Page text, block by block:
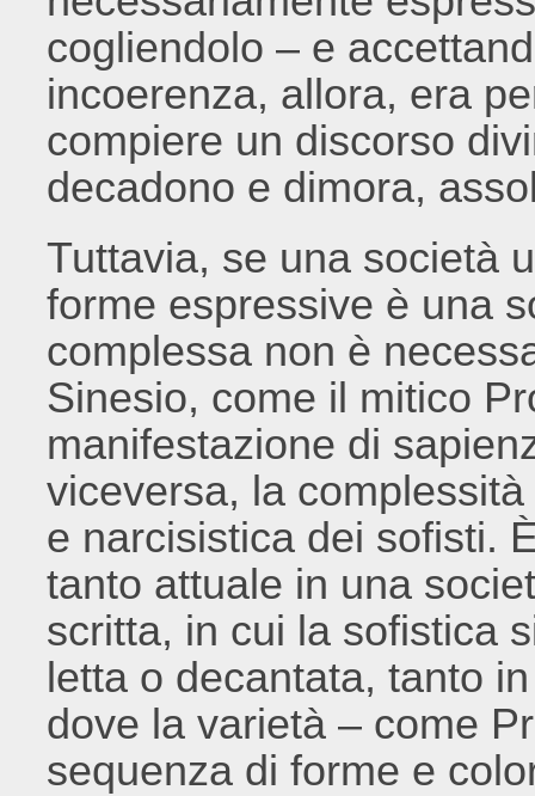
cogliendolo – e
incoerenza, allora, era
compiere un discorso
decadono e dimora,
Tuttavia, se una società
forme espressive è una
complessa non è
Sinesio, come il mitico
manifestazione di
viceversa, la
e narcisistica dei sofisti.
tanto attuale in una
scritta, in cui la sofistica
letta o decantata, tanto
dove la varietà – come
sequenza di forme e